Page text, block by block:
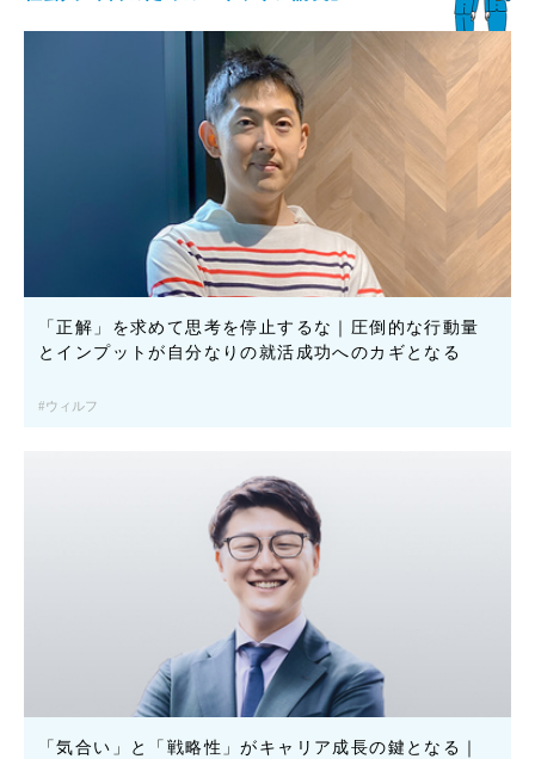
「正解」を求めて思考を停止するな｜圧倒的な行動量
とインプットが自分なりの就活成功へのカギとなる
ウィルフ
「気合い」と「戦略性」がキャリア成長の鍵となる｜